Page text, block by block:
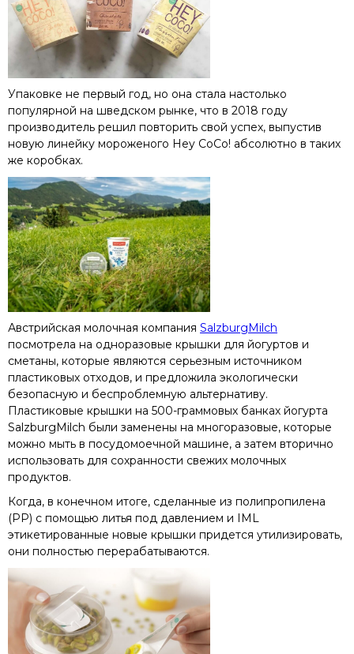
Упаковке не первый год, но она стала настолько
популярной на шведском рынке, что в 2018 году
производитель решил повторить свой успех, выпустив
новую линейку мороженого Hey CoCo! абсолютно в таких
же коробках.
Австрийская молочная компания SalzburgMilch
посмотрела на одноразовые крышки для йогуртов и
сметаны, которые являются серьезным источником
пластиковых отходов, и предложила экологически
безопасную и беспроблемную альтернативу.
Пластиковые крышки на 500-граммовых банках йогурта
SalzburgMilch были заменены на многоразовые, которые
можно мыть в посудомоечной машине, а затем вторично
использовать для сохранности свежих молочных
продуктов.
Когда, в конечном итоге, сделанные из полипропилена
(PP) с помощью литья под давлением и IML
этикетированные новые крышки придется утилизировать,
они полностью перерабатываются.